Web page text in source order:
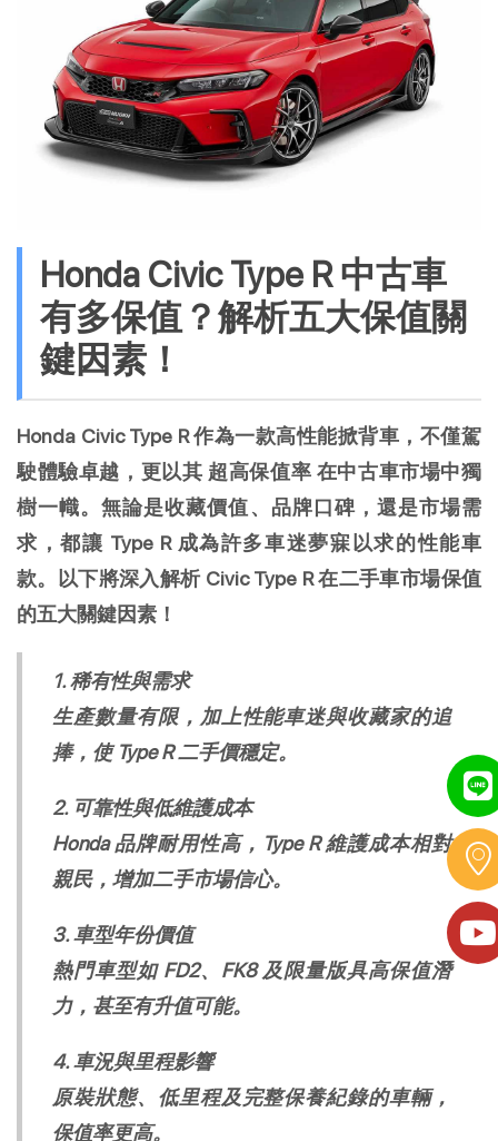
Honda Civic Type R 中古車
有多保值？解析五大保值關
鍵因素！
Honda Civic Type R 作為一款高性能掀背車，不僅駕
駛體驗卓越，更以其 超高保值率 在中古車市場中獨
樹一幟。無論是收藏價值、品牌口碑，還是市場需
求，都讓 Type R 成為許多車迷夢寐以求的性能車
款。以下將深入解析 Civic Type R 在二手車市場保值
的五大關鍵因素！
1. 稀有性與需求
生產數量有限，加上性能車迷與收藏家的追
捧，使 Type R 二手價穩定。
2. 可靠性與低維護成本
Honda 品牌耐用性高，Type R 維護成本相對
親民，增加二手市場信心。
3. 車型年份價值
熱門車型如 FD2、FK8 及限量版具高保值潛
力，甚至有升值可能。
4. 車況與里程影響
原裝狀態、低里程及完整保養紀錄的車輛，
保值率更高。